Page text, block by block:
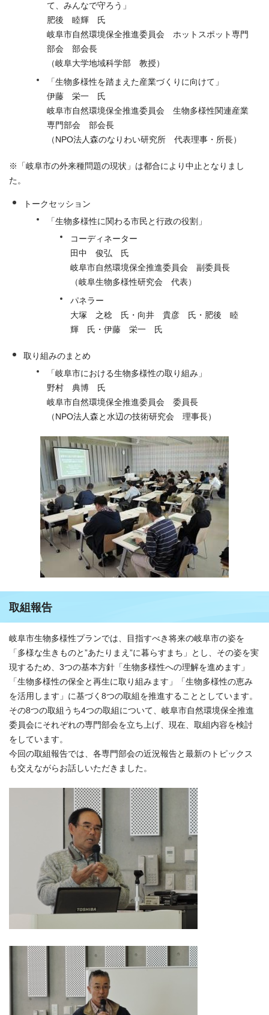
て、みんなで守ろう」
肥後 睦輝 氏
岐阜市自然環境保全推進委員会 ホットスポット専門
部会 部会長
（岐阜大学地域科学部 教授）
「生物多様性を踏まえた産業づくりに向けて」
伊藤 栄一 氏
岐阜市自然環境保全推進委員会 生物多様性関連産業
専門部会 部会長
（NPO法人森のなりわい研究所 代表理事・所長）
※「岐阜市の外来種問題の現状」は都合により中止となりまし
た。
トークセッション
「生物多様性に関わる市民と行政の役割」
コーディネーター
田中 俊弘 氏
岐阜市自然環境保全推進委員会 副委員長
（岐阜生物多様性研究会 代表）
パネラー
大塚 之稔 氏・向井 貴彦 氏・肥後 睦
輝 氏・伊藤 栄一 氏
取り組みのまとめ
「岐阜市における生物多様性の取り組み」
野村 典博 氏
岐阜市自然環境保全推進委員会 委員長
（NPO法人森と水辺の技術研究会 理事長）
取組報告
岐阜市生物多様性プランでは、目指すべき将来の岐阜市の姿を
「多様な生きものと”あたりまえ”に暮らすまち」とし、その姿を実
現するため、3つの基本方針「生物多様性への理解を進めます」
「生物多様性の保全と再生に取り組みます」「生物多様性の恵み
を活用します」に基づく8つの取組を推進することとしています。
その8つの取組うち4つの取組について、岐阜市自然環境保全推進
委員会にそれぞれの専門部会を立ち上げ、現在、取組内容を検討
をしています。
今回の取組報告では、各専門部会の近況報告と最新のトピックス
も交えながらお話しいただきました。